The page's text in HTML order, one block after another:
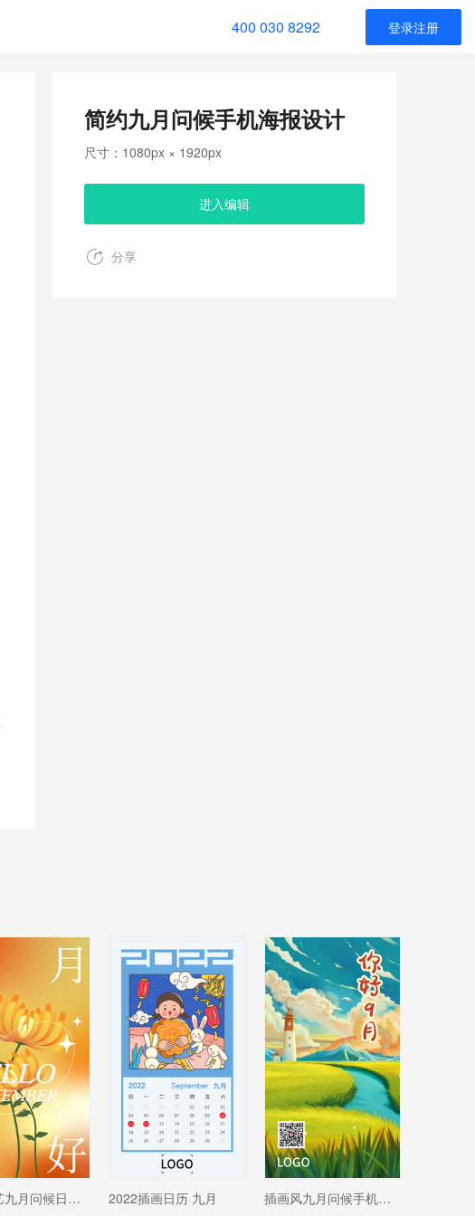
登录注册
400 030 8292
简约九月问候手机海报设计
尺寸：1080px × 1920px
进入编辑
分享
简约文艺九月问候日签手机海报设计 2022插画日历 九月 插画风九月问候手机海报设计